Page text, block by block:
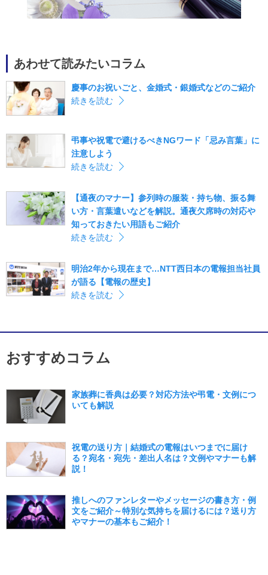
あわせて読みたいコラム
慶事のお祝いごと、金婚式・銀婚式などのご紹介
続きを読む
弔事や祝電で避けるべきNGワード「忌み言葉」に
注意しよう
続きを読む
【通夜のマナー】参列時の服装・持ち物、振る舞
い方・言葉遣いなどを解説。通夜欠席時の対応や
知っておきたい用語もご紹介
続きを読む
明治2年から現在まで…NTT西日本の電報担当社員
が語る【電報の歴史】
続きを読む
おすすめコラム
家族葬に香典は必要？対応方法や弔電・文例につ
いても解説
祝電の送り方｜結婚式の電報はいつまでに届け
る？宛名・宛先・差出人名は？文例やマナーも解
説！
推しへのファンレターやメッセージの書き方・例
文をご紹介～特別な気持ちを届けるには？送り方
やマナーの基本もご紹介！